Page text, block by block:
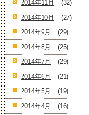
2014年11月
(32)
2014年10月
(27)
2014年9月
(29)
2014年8月
(25)
2014年7月
(29)
2014年6月
(21)
2014年5月
(19)
2014年4月
(16)